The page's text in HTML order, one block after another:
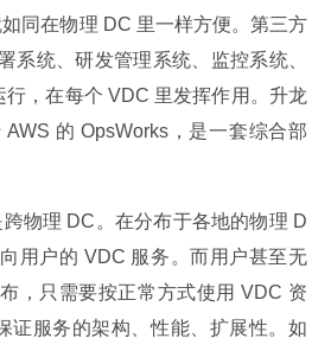
同在物理 DC 里一样方便。第三方
系统、研发管理系统、监控系统、
行，在每个 VDC 里发挥作用。升龙
的 OpsWorks，是一套综合部
物理 DC。在分布于各地的物理 D
用户的 VDC 服务。而用户甚至无
，只需要按正常方式使用 VDC 资
证服务的架构、性能、扩展性。如